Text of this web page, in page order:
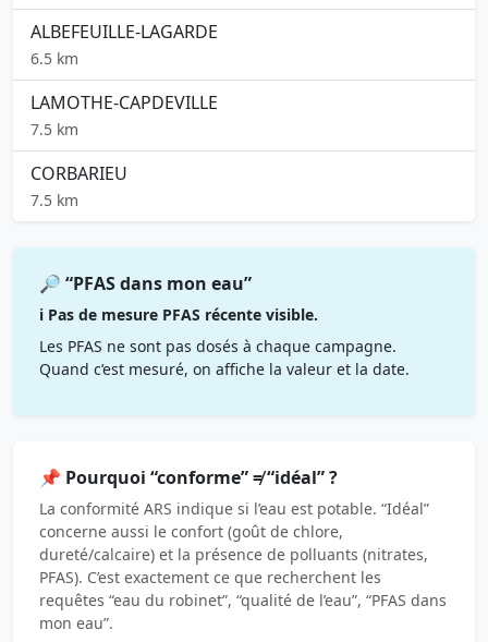
ALBEFEUILLE-LAGARDE
6.5 km
LAMOTHE-CAPDEVILLE
7.5 km
CORBARIEU
7.5 km
🔎 “PFAS dans mon eau”
ℹ️ Pas de mesure PFAS récente visible.
Les PFAS ne sont pas dosés à chaque campagne.
Quand c’est mesuré, on affiche la valeur et la date.
📌 Pourquoi “conforme” ≠ “idéal” ?
La conformité ARS indique si l’eau est potable. “Idéal”
concerne aussi le confort (goût de chlore,
dureté/calcaire) et la présence de polluants (nitrates,
PFAS). C’est exactement ce que recherchent les
requêtes “eau du robinet”, “qualité de l’eau”, “PFAS dans
mon eau”.